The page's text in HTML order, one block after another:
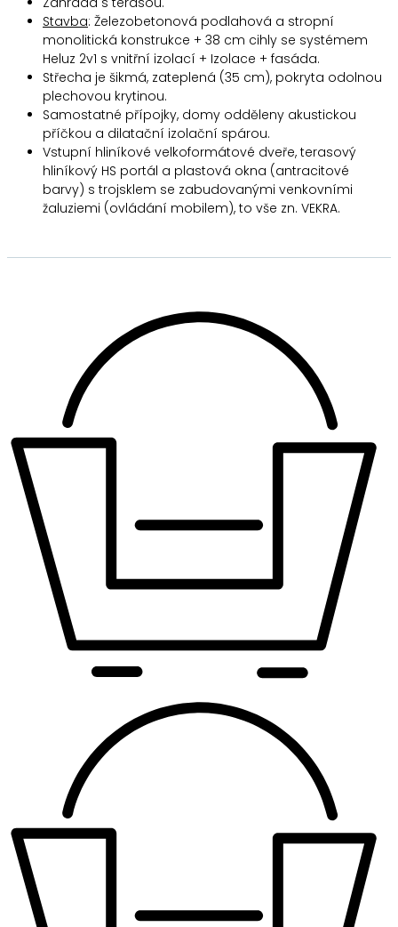
Stavba: Železobetonová podlahová a stropní
monolitická konstrukce + 38 cm cihly se systémem
Heluz 2v1 s vnitřní izolací + Izolace + fasáda.
Střecha je šikmá, zateplená (35 cm), pokryta odolnou
plechovou krytinou.
Samostatné přípojky, domy odděleny akustickou
příčkou a dilatační izolační spárou.
Vstupní hliníkové velkoformátové dveře, terasový
hliníkový HS portál a plastová okna (antracitové
barvy) s trojsklem se zabudovanými venkovními
žaluziemi (ovládání mobilem), to vše zn. VEKRA.